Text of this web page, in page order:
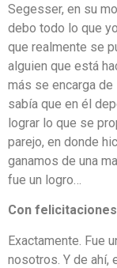
Segesser, en su
debo todo lo que
que realmente se
alguien que está
más se encarga
sabía que en él
lograr lo que se
parejo, en donde
ganamos de una
fue un logro…
Con
Exactamente. Fue
nosotros. Y de ahí,